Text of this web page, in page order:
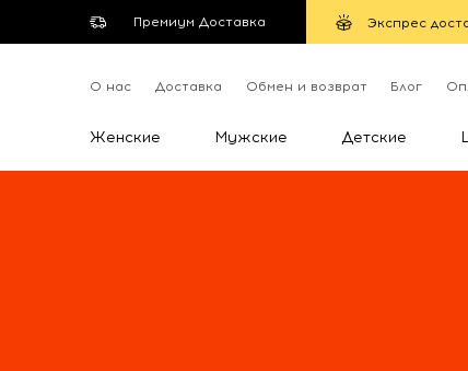
Премиум Доставка Экспрес
О нас Доставка Обмен и возврат Блог
Женские Мужские Детские